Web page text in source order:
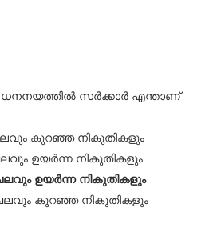
ധനനയത്തില്‍ സര്‍ക്കാര്‍ എന്താണ്‌
കുറഞ്ഞ നികുതികളും
ഉയര്‍ന്ന നികുതികളും
ഉയര്‍ന്ന നികുതികളും
കുറഞ്ഞ നികുതികളും